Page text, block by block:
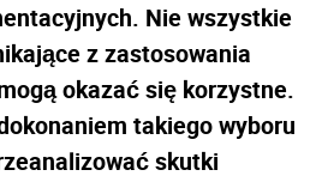
Nie wszystkie
z zastosowania
okazać się korzystne.
takiego wyboru
skutki